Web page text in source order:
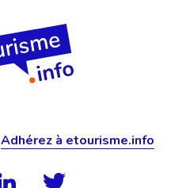
Adhérez à etourisme.info